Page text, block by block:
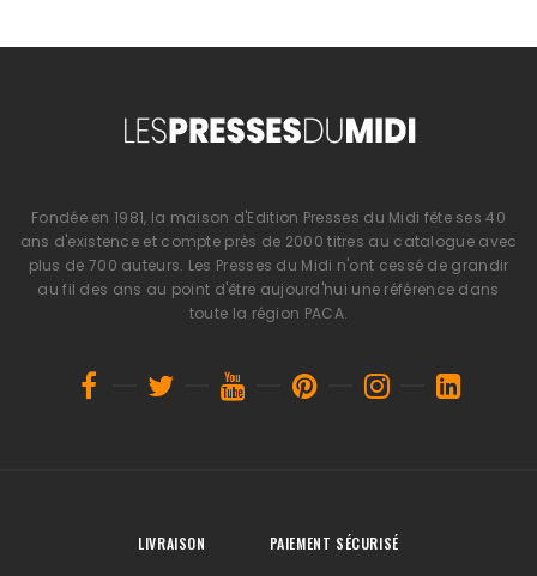
Fondée en 1981, la maison d'Edition Presses du Midi fête ses 40
ans d'existence et compte près de 2000 titres au catalogue avec
plus de 700 auteurs. Les Presses du Midi n'ont cessé de grandir
au fil des ans au point d'être aujourd'hui une référence dans
toute la région PACA.
LIVRAISON PAIEMENT SÉCURISÉ